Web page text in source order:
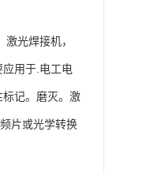
光焊接机，
用于.电工电
记。磨灭。激
片或光学转换